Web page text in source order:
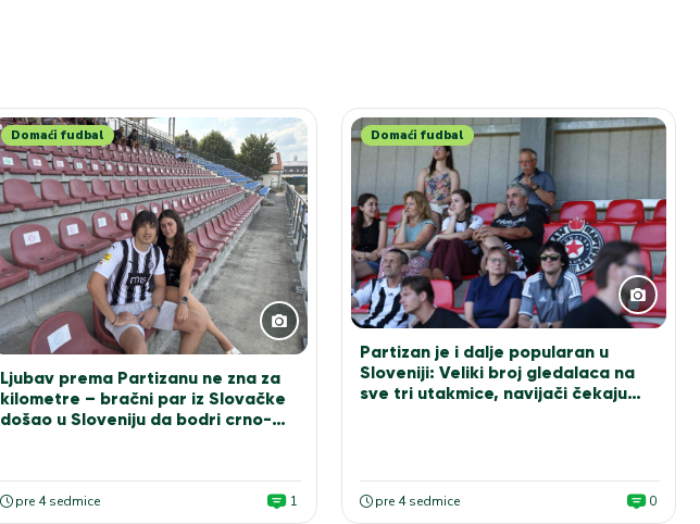
Domaći fudbal
Ljubav prema Partizanu ne zna za
kilometre – bračni par iz Slovačke
došao u Sloveniju da bodri crno-
pre 4 sedmice 1
Domaći fudbal
Partizan je i dalje popularan u
Sloveniji: Veliki broj gledalaca na
sve tri utakmice, navijači čekaju
pre 4 sedmice 0